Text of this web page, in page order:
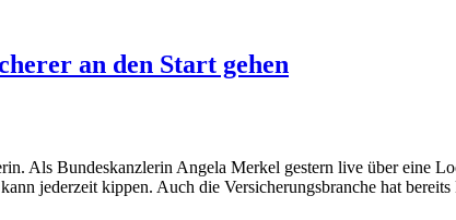
an den Start gehen
Als Bundeskanzlerin Angela Merkel gestern live über eine
jederzeit kippen. Auch die Versicherungsbranche hat